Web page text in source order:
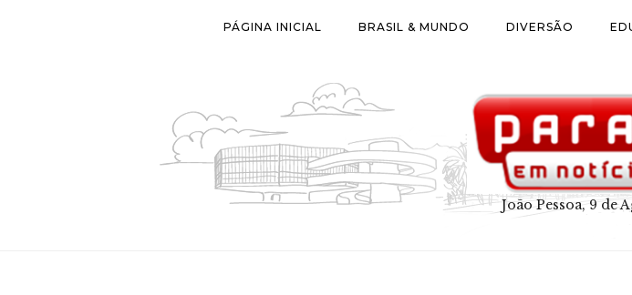
PÁGINA INICIAL BRASIL & MUNDO DIVERSÃO
João Pessoa, 9 de